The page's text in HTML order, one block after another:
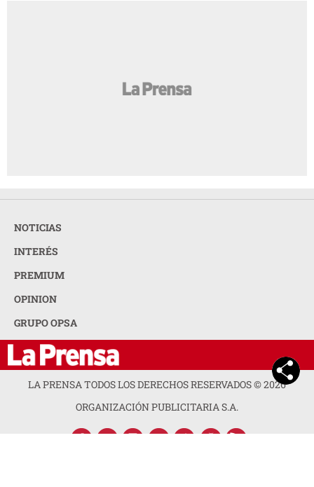
NOTICIAS
INTERÉS
PREMIUM
OPINION
GRUPO OPSA
LA PRENSA TODOS LOS DERECHOS RESERVADOS ©2026
ORGANIZACIÓN PUBLICITARIA S.A.